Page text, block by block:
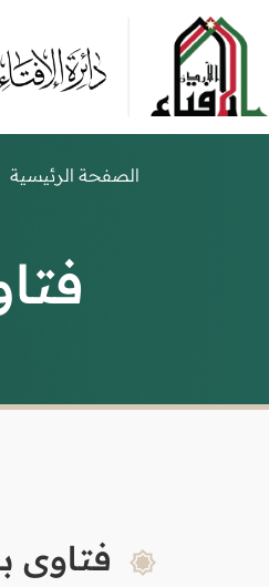
الصفحة الرئيسية
فتاوى